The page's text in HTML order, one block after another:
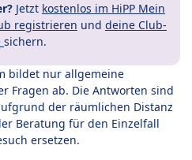
Jetzt kostenlos im HiPP Mein
registrieren und deine Club-
sichern.
bildet nur allgemeine
Fragen ab. Die Antworten sind
der räumlichen Distanz
Beratung für den Einzelfall
ersetzen.